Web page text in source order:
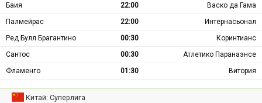
Баия
22:00
Васко да Гама
Палмейрас
22:00
Интернасьонал
Ред Булл Брагантино
00:30
Коринтианс
Сантос
00:30
Атлетико Паранаэнсе
Фламенго
01:30 Витория
Китай: Суперлига